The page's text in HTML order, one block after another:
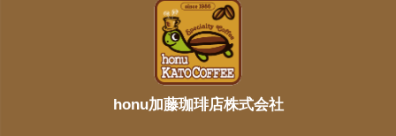
honu加藤珈琲店株式会社